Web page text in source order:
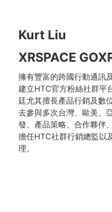
Kurt Liu
XRSPACE
擁有豐富的跨國行動通訊
建立HTC官方粉絲社群平
廷尤其擅長產品行銷及數
去參與多次台灣、歐美、
發、產品策略、合作夥伴
擔任HTC社群行銷總監以
理。